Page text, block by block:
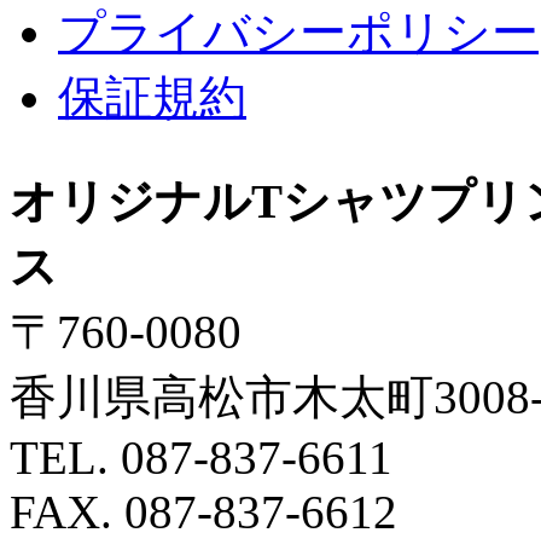
プライバシーポリシー
保証規約
オリジナルTシャツプ
ス
〒760-0080
香川県高松市木太町
TEL. 087-837-6611
FAX. 087-837-6612